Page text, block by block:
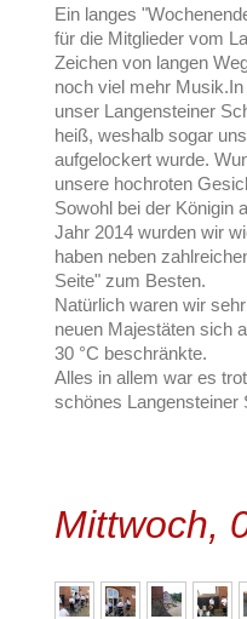
Ein langes
für die Mitglieder vom
Zeichen von langen
noch viel mehr
unser Langensteiner
heiß, weshalb sogar
aufgelockert wurde.
unsere hochroten
Sowohl bei der Königin
Jahr 2014 wurden wir
haben neben
Seite" zum Besten.
Natürlich waren wir
neuen Majestäten sich
30 °C beschränkte.
Alles in allem war es
schönes Langensteiner
Mittwoch,